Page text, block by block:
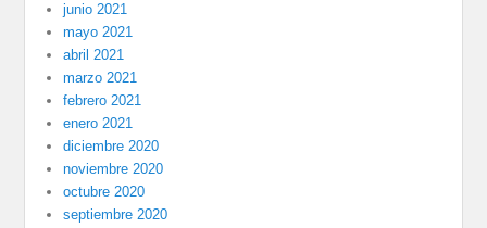
junio 2021
mayo 2021
abril 2021
marzo 2021
febrero 2021
enero 2021
diciembre 2020
noviembre 2020
octubre 2020
septiembre 2020